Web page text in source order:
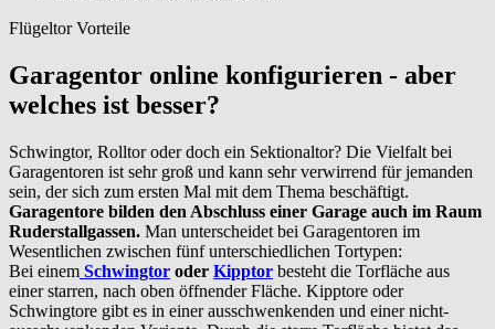
Flügeltor Vorteile
Garagentor online konfigurieren - aber
welches ist besser?
Schwingtor, Rolltor oder doch ein Sektionaltor? Die Vielfalt bei
Garagentoren ist sehr groß und kann sehr verwirrend für jemanden
sein, der sich zum ersten Mal mit dem Thema beschäftigt.
Garagentore bilden den Abschluss einer Garage auch im Raum
Ruderstallgassen. Man unterscheidet bei Garagentoren im
Wesentlichen zwischen fünf unterschiedlichen Tortypen:
Bei einem Schwingtor oder Kipptor besteht die Torfläche aus
einer starren, nach oben öffnender Fläche. Kipptore oder
Schwingtore gibt es in einer ausschwenkenden und einer nicht-